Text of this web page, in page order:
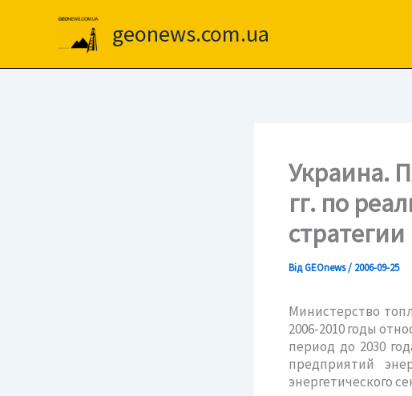
geonews.com.ua
Украина.
гг. по
стратегии
ВідGEOnews/ 2006-09-25
Министерство
2006-2010 годы
период до 2030
предприятий
энергетического